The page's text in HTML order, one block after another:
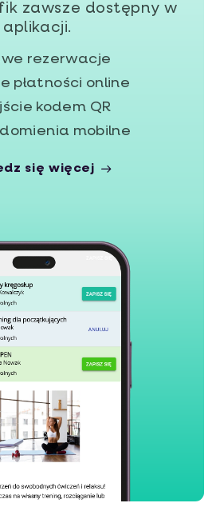
zawsze dostępny w
aplikacji.
rezerwacje
płatności online
kodem QR
mobilne
się więcej